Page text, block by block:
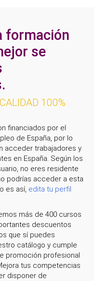
formación
se
100%
financiados por el
de España, por lo
acceder trabajadores y
en España. Según los
no eres residente
podrías acceder a esta
es así, edita tu perfil
más de 400 cursos
descuentos
que sí puedes
catálogo y cumple
promoción profesional
tus competencias
disponer de